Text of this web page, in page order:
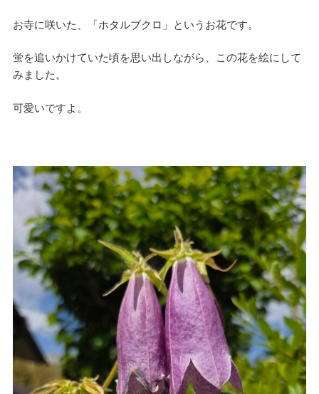
お寺に咲いた、「ホタルブクロ」というお花です。
蛍を追いかけていた頃を思い出しながら、この花を絵にして
みました。
可愛いですよ。